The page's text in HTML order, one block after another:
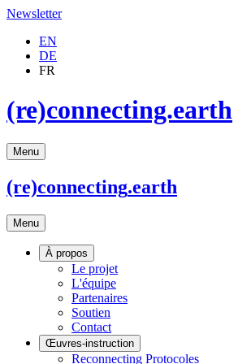
Newsletter
EN
DE
FR
(re)connecting.earth
Menu
(re)connecting.earth
Menu
À propos
Le projet
L'équipe
Partenaires
Soutien
Contact
Œuvres-instruction
Reconnecting Protocoles